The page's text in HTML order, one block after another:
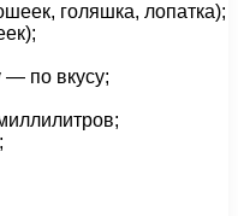
голяшка, лопатка);
— по вкусу;